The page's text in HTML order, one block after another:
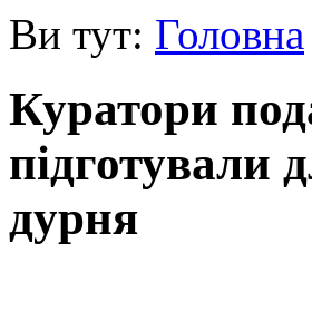
Ви тут: Головна
Куратори
підготували
дурня